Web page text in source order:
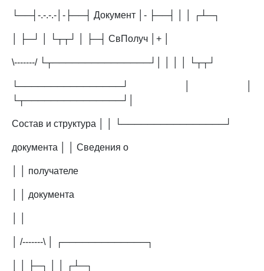
└──┤-.-.-.-│-├──┤ Документ │- ├──┤ │ │ ┌┴─┐
│ ├─┘ │ └┬┬┘ │ ├─┤ СвПолуч │+ │
\-------/ └┬───────────────┘│ │ │ │ └┬┬┘
└────────────────┘ │ │
└┬───────────────┘│
Состав и структура │ │ └────────────────┘
документа │ │ Сведения о
│ │ получателе
│ │ документа
│ /-------\ │ ┌─────────────┐
│ │ ├─┐ │ │ ┌┴─┐